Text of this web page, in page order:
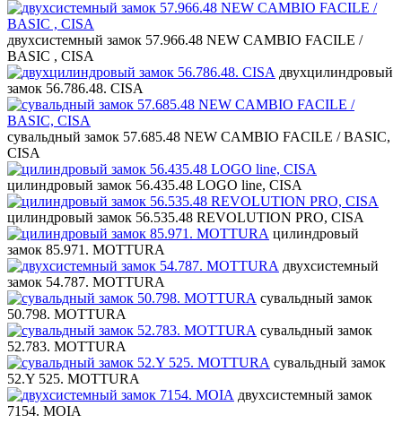
двухсистемный замок 57.966.48 NEW CAMBIO FACILE /
BASIC , CISA
двухцилиндровый
замок 56.786.48. CISA
сувальдный замок 57.685.48 NEW CAMBIO FACILE / BASIC,
CISA
цилиндровый замок 56.435.48 LOGO line, CISA
цилиндровый замок 56.535.48 REVOLUTION PRO, CISA
цилиндровый
замок 85.971. MOTTURA
двухсистемный
замок 54.787. MOTTURA
сувальдный замок
50.798. MOTTURA
сувальдный замок
52.783. MOTTURA
сувальдный замок
52.Y 525. MOTTURA
двухсистемный замок
7154. MOIA